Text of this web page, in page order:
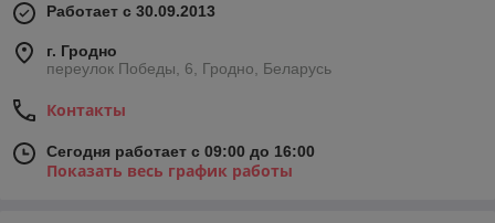
Работает с 30.09.2013
г. Гродно
переулок Победы, 6, Гродно, Беларусь
Контакты
Сегодня работает с 09:00 до 16:00
Показать весь график работы